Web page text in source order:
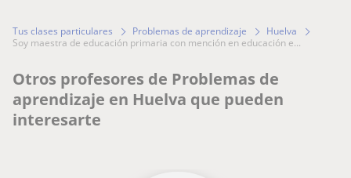
Tus clases particulares Problemas de aprendizaje
Huelva
soy maestra de educación primaria con mención en educación e...
Otros profesores de Problemas de
aprendizaje en Huelva que pueden
interesarte